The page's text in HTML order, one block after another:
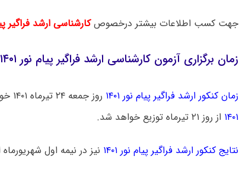
جهت کسب اطلاعات بیشتر درخصوصکارشناسی ارشد فراگیر
زمان برگزاری آزمون کارشناسی ارشد فراگیر پیام نور ۱۴۰۱ آموزش زبان انگلیسی
زمان کنکور ارشد فراگیر پیام نور ۱۴۰۱ روز جمعه ۲۴ تیرماه ۱۴۰۱ خواهد بود.
۱۴۰۱ از روز ۲۱ تیرماه توزیع خواهد شد.
نتایج کنکور ارشد فراگیر پیام نور ۱۴۰۱ نیز در نیمه اول